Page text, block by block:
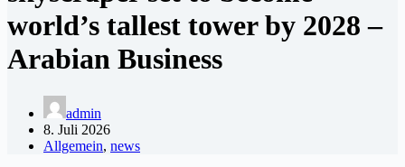
world’s tallest tower by 2028 –
Arabian Business
admin
8. Juli 2026
Allgemein, news